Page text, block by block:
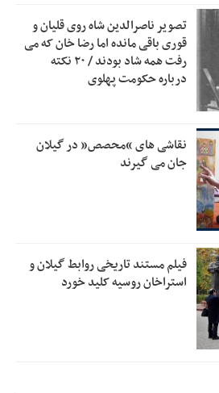
و سیاسی ایران و عمان درباره تنگه
استان: کشاورزان گیلان نسبت به
تا پایان شهریورماه
تصویر ناصرالدین شاه روی قلیان و
قوری باقی مانده اما رضا خان که می
رفت همه شاد بودند / ۲۰ نکته
درباره حکومت پهلوی
نقاشی های “محصص” در گیلان
جان می گیرند
فیلم مستند تاریخی روابط گیلان و
استراخان روسیه کلید خورد